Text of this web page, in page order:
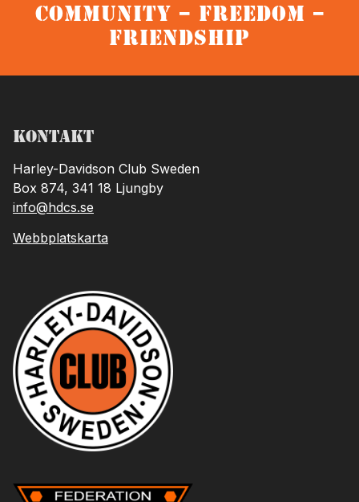
Community – Freedom –
Friendship
Kontakt
Harley-Davidson Club Sweden
Box 874, 341 18 Ljungby
info@hdcs.se
Webbplatskarta